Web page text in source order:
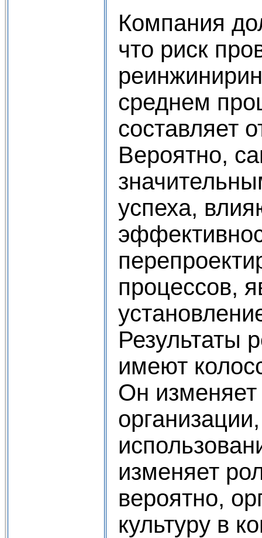
Компания
что риск
среднем
составляет
Вероятно,
успеха,
процессов,
Результаты
имеют
Он изменяет
изменяет
вероятно,
культуру в